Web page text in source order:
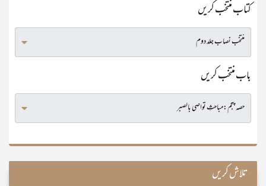
کتاب منتخب کریں
باب منتخب کریں
تلاش کریں